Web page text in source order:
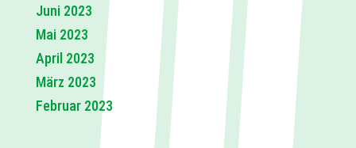
Juni 2023
Mai 2023
April 2023
März 2023
Februar 2023